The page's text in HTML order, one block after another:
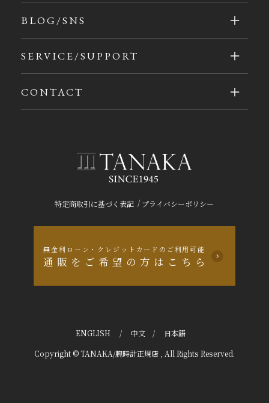
特定商取引に基づく表記 / プライバシーポリシー
無金利ローン・クレジットカードのご利用可能
通販をご希望の方はこちら
BLOG/SNS
SERVICE/SUPPORT
CONTACT
ENGLISH / 中文 / 日本語
Copyright © TANAKA/腕時計正規店 , All Rights Reserved.